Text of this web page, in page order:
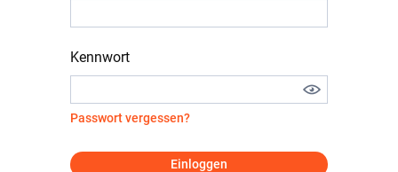
Kennwort
Passwort vergessen?
Einloggen